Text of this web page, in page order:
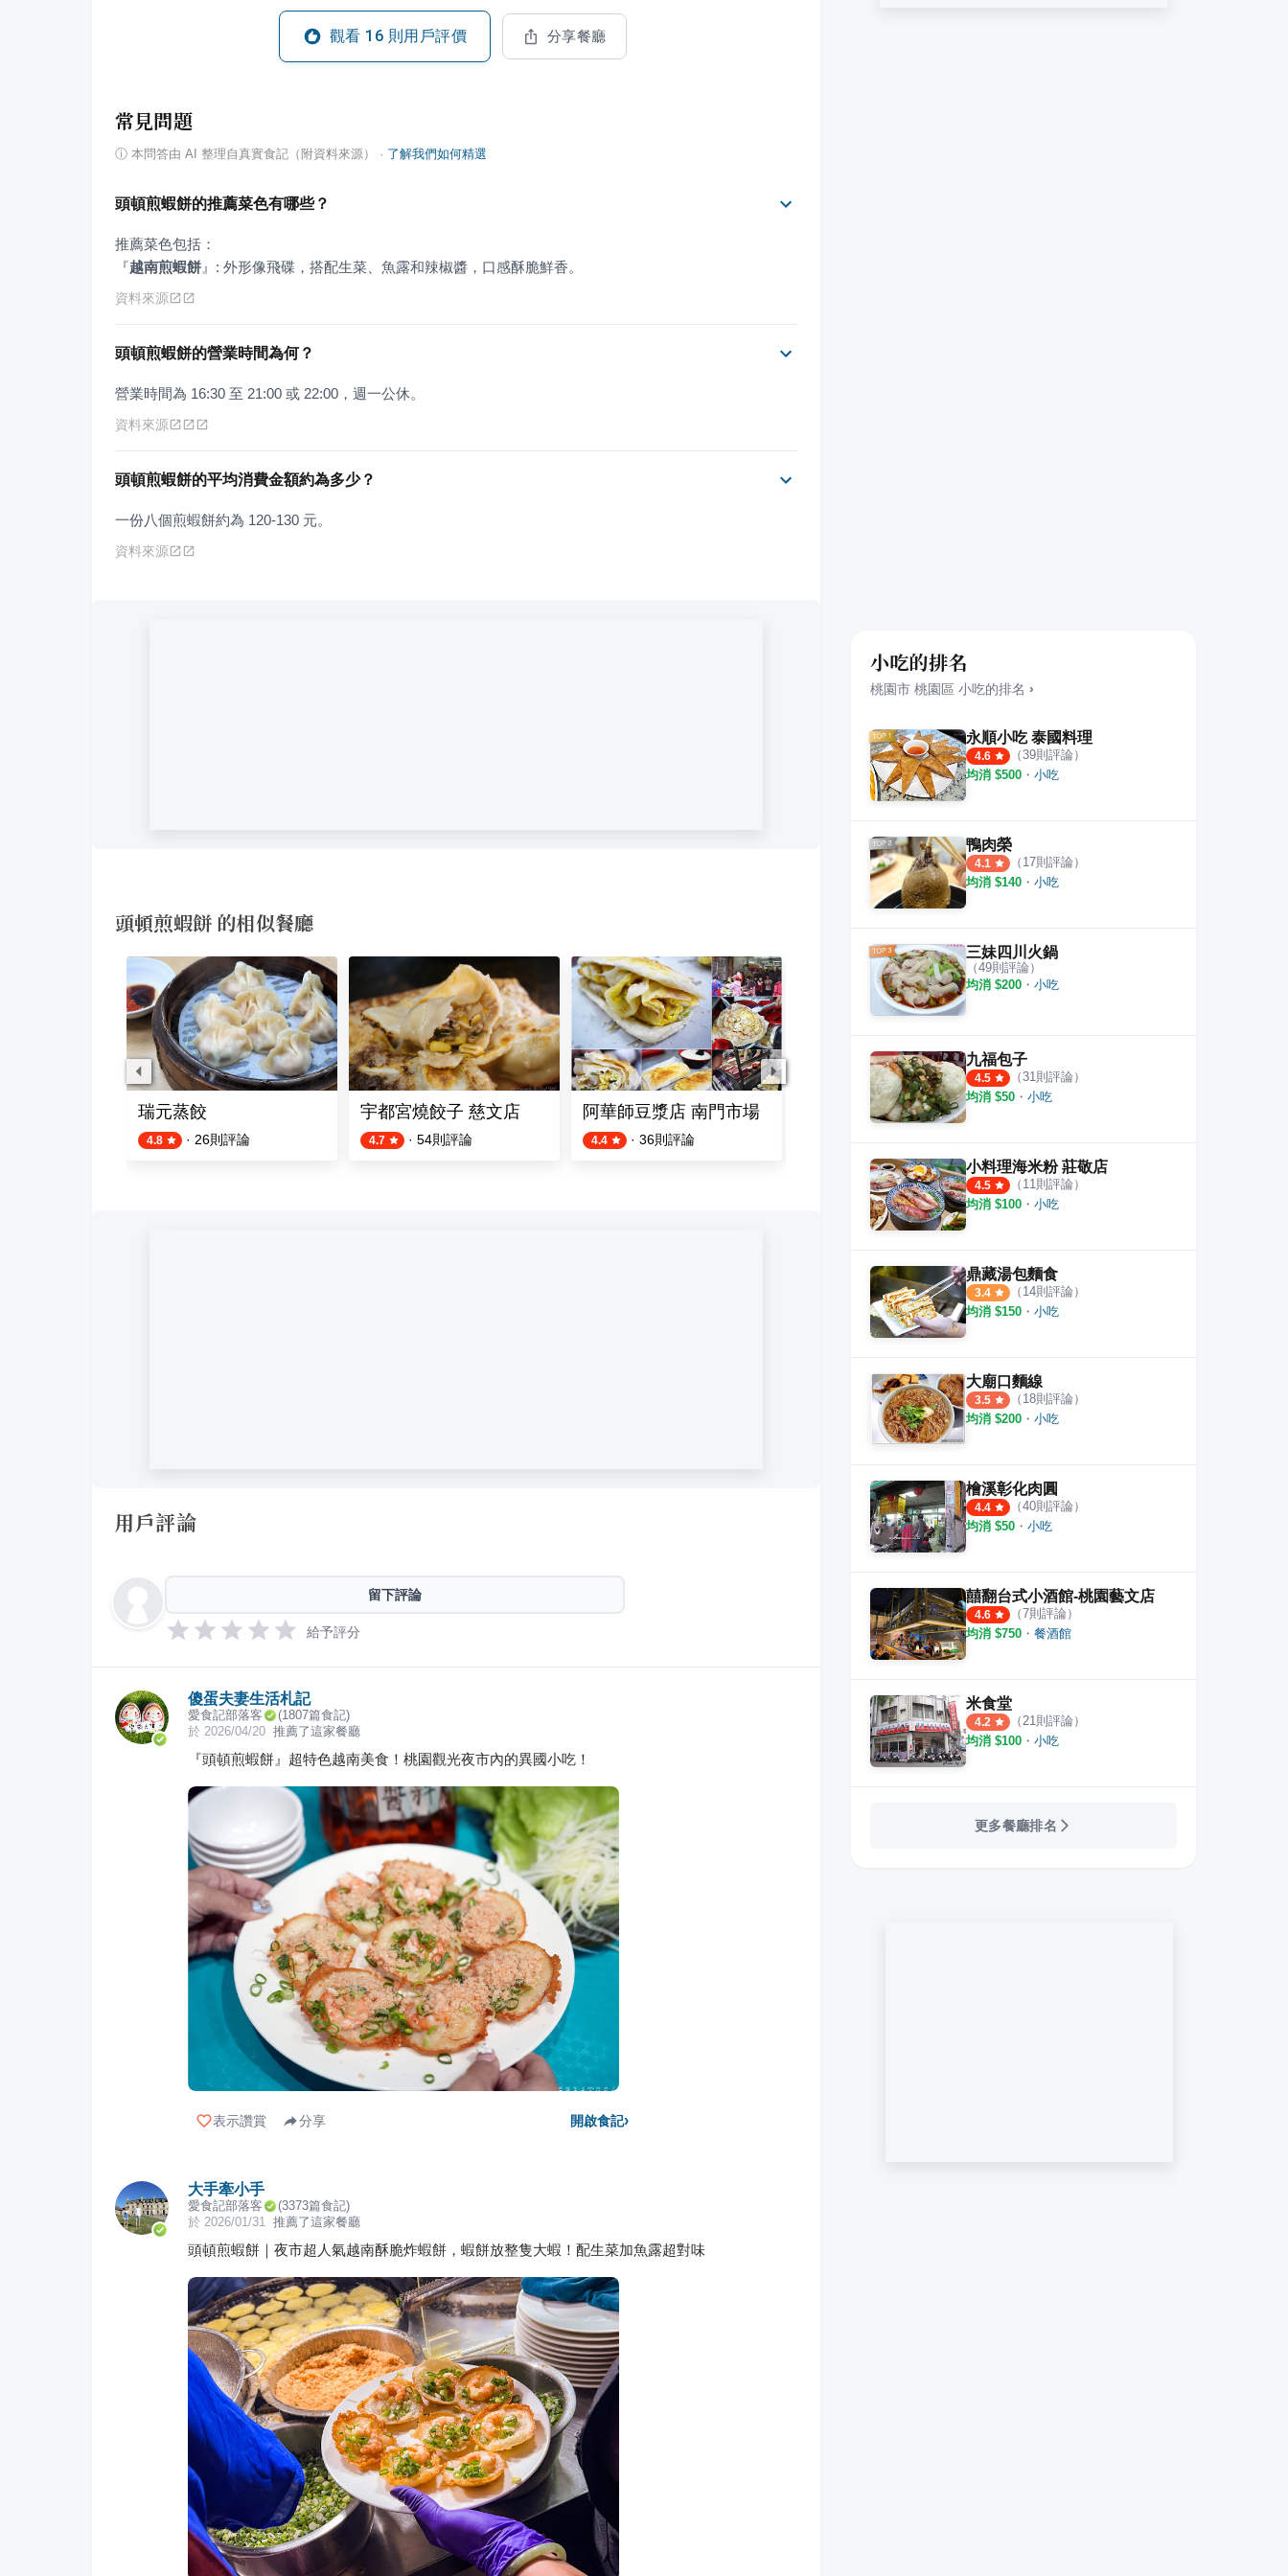
觀看 16 則用戶評價 分享餐廳
常見問題
ⓘ 本問答由 AI 整理自真實食記（附資料來源） · 了解我們如何精選
頭頓煎蝦餅的推薦菜色有哪些？
『越南煎蝦餅 』 : 外形像飛碟，搭配生菜、魚露和辣椒醬，口感酥脆鮮香。
資料來源
頭頓煎蝦餅的營業時間為何？
營業時間為 16:30 至 21:00 或 22:00，週一公休。
資料來源
頭頓煎蝦餅的平均消費金額約為多少？
一份八個煎蝦餅約為 120-130 元。
資料來源
頭頓煎蝦餅 的相似餐廳
瑞元蒸餃
4.8 · 26則評論
宇都宮燒餃子 慈文店
4.7 · 54則評論
阿華師豆漿店 南門市場
4.4 · 36則評論
大三元鹹酥雞
用戶評論
留下評論
給予評分
傻蛋夫妻生活札記
愛食記部落客 (1807篇食記)
於 2026/04/20 推薦了這家餐廳
『頭頓煎蝦餅』超特色越南美食！桃園觀光夜市內的異國小吃！
表示讚賞 分享 開啟食記›
大手牽小手
愛食記部落客 (3373篇食記)
於 2026/01/31 推薦了這家餐廳
頭頓煎蝦餅｜夜市超人氣越南酥脆炸蝦餅，蝦餅放整隻大蝦！配生菜加魚露超對味
小吃的排名
桃園市 桃園區 小吃的排名 ›
永順小吃 泰國料理
4.6 （39則評論）
均消 $500 ・ 小吃
鴨肉榮
4.1 （ 17則評論）
均消 $140 ・ 小吃
三妹四川火鍋
（49則評論）
均消 $200 ・ 小吃
九福包子
4.5 （31則評論）
均消 $50 ・ 小吃
小料理海米粉 莊敬店
4.5 （ 11則評論）
均消 $100 ・ 小吃
鼎藏湯包麵食
3.4 （ 14則評論）
均消 $150 ・ 小吃
大廟口麵線
3.5 （ 18則評論）
均消 $200 ・ 小吃
檜溪彰化肉圓
4.4 （40則評論）
均消 $50 ・ 小吃
囍翻台式小酒館-桃園藝文店
4.6 （7則評論）
均消 $750 ・ 餐酒館
米食堂
4.2 （21則評論）
均消 $100 ・ 小吃
更多餐廳排名